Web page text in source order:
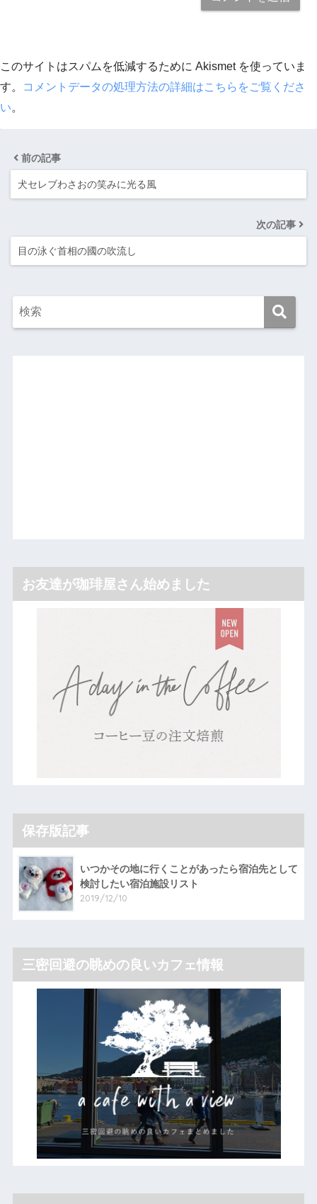
このサイトはスパムを低減するために Akismet を使っていま
す。
コメントデータの処理方法の詳細はこちらをご覧くださ
い。
前の記事
犬セレブわさおの笑みに光る風
次の記事
目の泳ぐ首相の國の吹流し
お友達が珈琲屋さん始めました
保存版記事
いつかその地に行くことがあったら宿泊先として
検討したい宿泊施設リスト
2019/12/10
三密回避の眺めの良いカフェ情報